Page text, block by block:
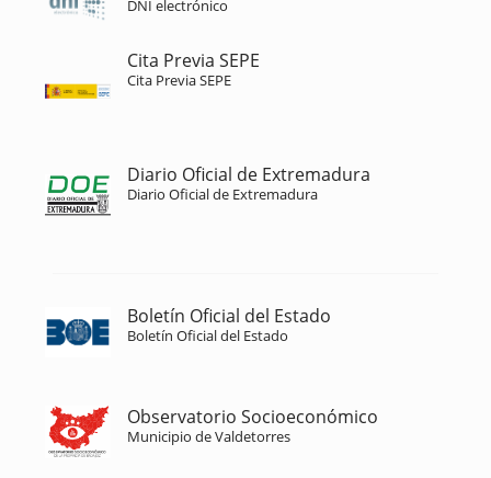
DNI electrónico
Cita Previa SEPE
Cita Previa SEPE
Diario Oficial de Extremadura
Diario Oficial de Extremadura
Boletín Oficial del Estado
Boletín Oficial del Estado
Observatorio Socioeconómico
Municipio de Valdetorres